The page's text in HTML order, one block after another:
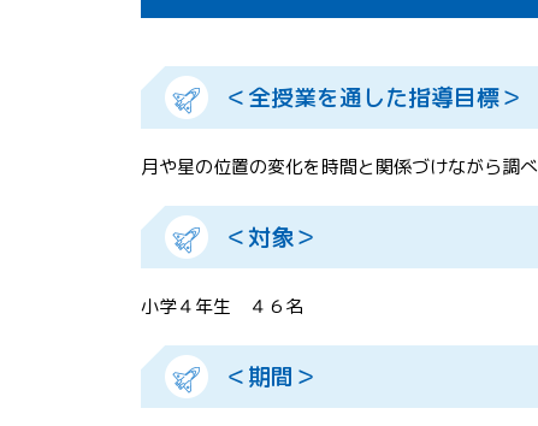
＜全授業を通した指導目標＞
月や星の位置の変化を時間と関係づけながら調
＜対象＞
小学４年生 ４６名
＜期間＞